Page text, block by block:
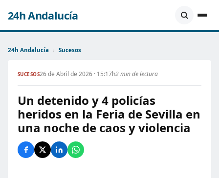
24h Andalucía
24h Andalucía › Sucesos
SUCESOS26 de Abril de 2026 · 15:17h2 min de lectura
Un detenido y 4 policías
heridos en la Feria de Sevilla en
una noche de caos y violencia